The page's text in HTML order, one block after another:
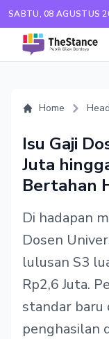
SABTU, 08 AGUSTUS
Home
Isu Gaji
Juta
Bertahan
Di hadapan
Dosen
lulusan S3
Rp2,6 Juta.
standar baru
penghasilan